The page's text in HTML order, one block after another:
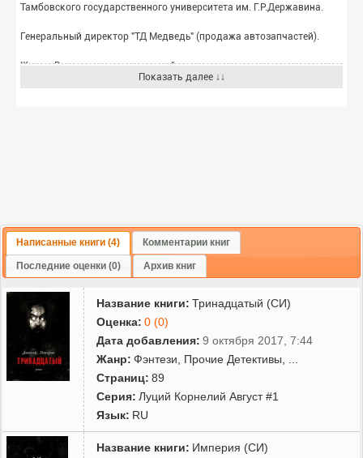
Тамбовского государственного университета им. Г.Р.Державина.
Генеральный директор "ТД Медведь" (продажа автозапчастей).
Женат. Воспитывает двоих детей.
Показать далее ↓↓
Написанные книги (4) Комментарии книг
Последние оценки (0) Архив книг
Название книги: Тринадцатый (СИ)
Оценка: 0 (0)
Дата добавления: 9 октября 2017, 7:44
Жанр: Фэнтези Прочие Детективы
Страниц: 89
Серия: Луций Корнелий Август #1
Язык: RU
Название книги: Империя (СИ)